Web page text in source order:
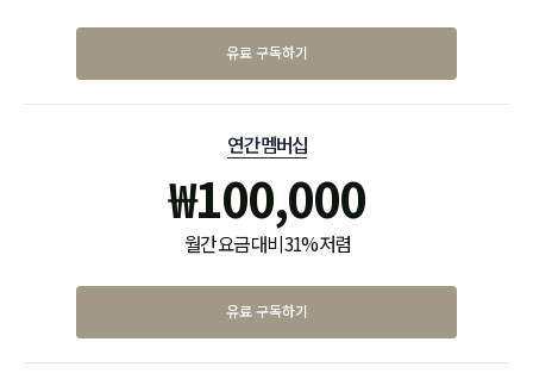
유료 구독하기
연간 멤버십
₩100,000
월간 요금 대비 31% 저렴
유료 구독하기